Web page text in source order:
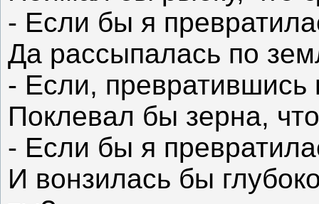
- Если бы я
Да рассыпалась по
- Если, превратившись
Поклевал бы зерна,
- Если бы я
И вонзилась бы